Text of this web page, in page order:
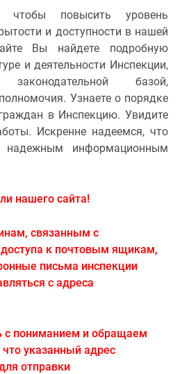
повысить уровень
и доступности в нашей
Вы найдете подробную
и деятельности Инспекции,
базой,
Узнаете о порядке
в Инспекцию. Увидите
Искренне надеемся, что
информационным
нашего сайта!
связанным с
к почтовым ящикам,
письма инспекции
с адреса
с пониманием и обращаем
указанный адрес
отправки